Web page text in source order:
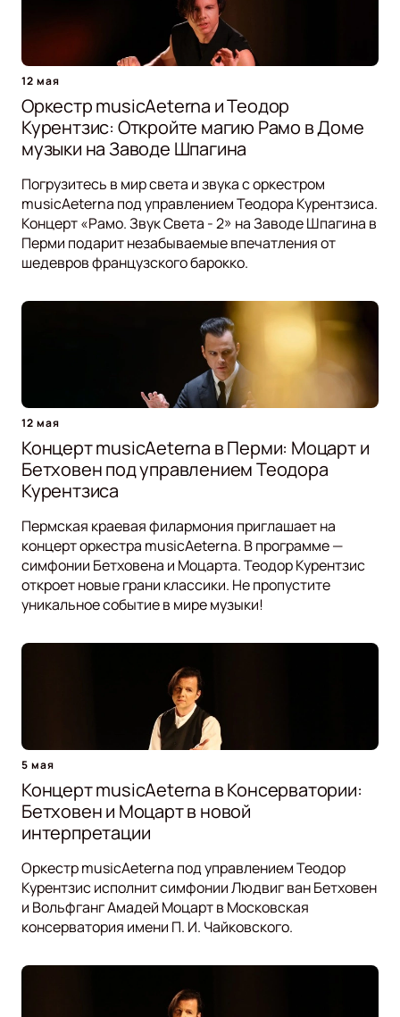
12 мая
Оркестр musicAeterna и Теодор
Курентзис: Откройте магию Рамо в Доме
музыки на Заводе Шпагина
Погрузитесь в мир света и звука с оркестром
musicAeterna под управлением Теодора Курентзиса.
Концерт «Рамо. Звук Света - 2» на Заводе Шпагина в
Перми подарит незабываемые впечатления от
шедевров французского барокко.
12 мая
Концерт musicAeterna в Перми: Моцарт и
Бетховен под управлением Теодора
Курентзиса
Пермская краевая филармония приглашает на
концерт оркестра musicAeterna. В программе —
симфонии Бетховена и Моцарта. Теодор Курентзис
откроет новые грани классики. Не пропустите
уникальное событие в мире музыки!
5 мая
Концерт musicAeterna в Консерватории:
Бетховен и Моцарт в новой
интерпретации
Оркестр musicAeterna под управлением Теодор
Курентзис исполнит симфонии Людвиг ван Бетховен
и Вольфганг Амадей Моцарт в Московская
консерватория имени П. И. Чайковского.